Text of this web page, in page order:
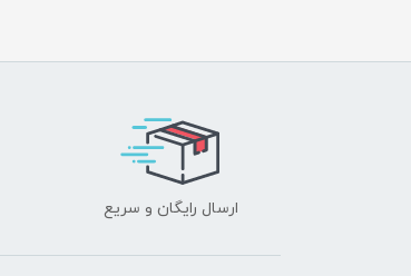
ارسال رایگان و سریع